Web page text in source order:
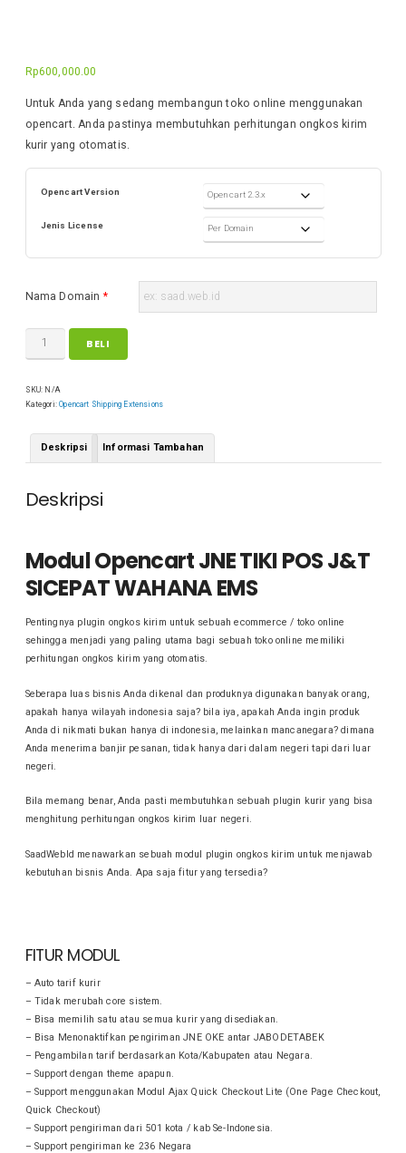
Rp600,000.00
Untuk Anda yang sedang membangun toko online menggunakan
opencart. Anda pastinya membutuhkan perhitungan ongkos kirim
kurir yang otomatis.
Opencart Version
Jenis License
Nama Domain *
BELI
SKU: N/A
Kategori:Opencart Shipping Extensions
Deskripsi Informasi Tambahan
Deskripsi
Modul Opencart JNE TIKI POS J&T
SICEPAT WAHANA EMS
Pentingnya plugin ongkos kirim untuk sebuah ecommerce / toko online
sehingga menjadi yang paling utama bagi sebuah toko online memiliki
perhitungan ongkos kirim yang otomatis.
Seberapa luas bisnis Anda dikenal dan produknya digunakan banyak orang,
apakah hanya wilayah indonesia saja? bila iya, apakah Anda ingin produk
Anda di nikmati bukan hanya di indonesia, melainkan mancanegara? dimana
Anda menerima banjir pesanan, tidak hanya dari dalam negeri tapi dari luar
negeri.
Bila memang benar, Anda pasti membutuhkan sebuah plugin kurir yang bisa
menghitung perhitungan ongkos kirim luar negeri.
SaadWebId menawarkan sebuah modul plugin ongkos kirim untuk menjawab
kebutuhan bisnis Anda. Apa saja fitur yang tersedia?
FITUR MODUL
– Auto tarif kurir
– Tidak merubah core sistem.
– Bisa memilih satu atau semua kurir yang disediakan.
– Bisa Menonaktifkan pengiriman JNE OKE antar JABODETABEK
– Pengambilan tarif berdasarkan Kota/Kabupaten atau Negara.
– Support dengan theme apapun.
– Support menggunakan Modul Ajax Quick Checkout Lite (One Page Checkout,
Quick Checkout)
– Support pengiriman dari 501 kota / kab Se-Indonesia.
– Support pengiriman ke 236 Negara